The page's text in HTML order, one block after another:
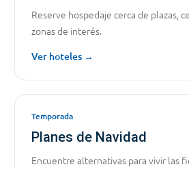
Reserve hospedaje cerca de plazas,
zonas de interés.
Ver hoteles →
Temporada
Planes de Navidad
Encuentre alternativas para vivir las